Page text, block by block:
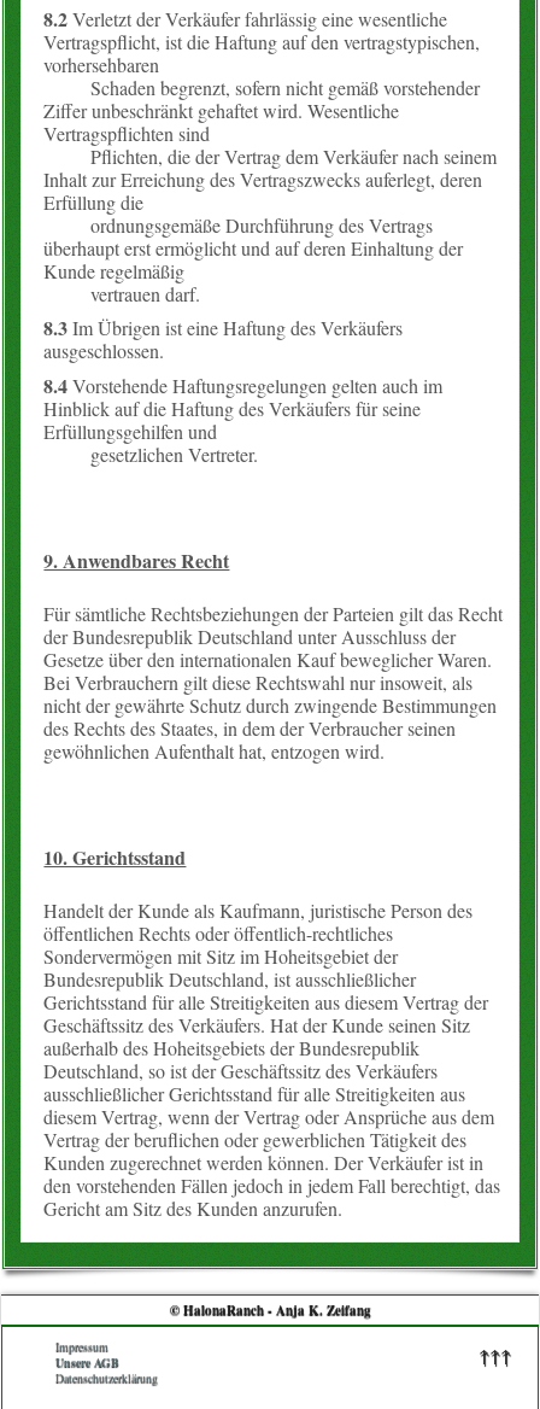
8.2Verletzt der Verkäufer fahrlässig eine wesentliche
Vertragspflicht, ist die Haftung auf den vertragstypischen,
vorhersehbaren
Schaden begrenzt, sofern nicht gemäß vorstehender
Ziffer unbeschränkt gehaftet wird. Wesentliche
Vertragspflichten sind
Pflichten, die der Vertrag dem Verkäufer nach seinem
Inhalt zur Erreichung des Vertragszwecks auferlegt, deren
Erfüllung die
ordnungsgemäße Durchführung des Vertrags
überhaupt erst ermöglicht und auf deren Einhaltung der
Kunde regelmäßig
vertrauen darf.
8.3Im Übrigen ist eine Haftung des Verkäufers
ausgeschlossen.
8.4Vorstehende Haftungsregelungen gelten auch im
Hinblick auf die Haftung des Verkäufers für seine
Erfüllungsgehilfen und
gesetzlichen Vertreter.
9. Anwendbares Recht
Für sämtliche Rechtsbeziehungen der Parteien gilt das Recht
der Bundesrepublik Deutschland unter Ausschluss der
Gesetze über den internationalen Kauf beweglicher Waren.
Bei Verbrauchern gilt diese Rechtswahl nur insoweit, als
nicht der gewährte Schutz durch zwingende Bestimmungen
des Rechts des Staates, in dem der Verbraucher seinen
gewöhnlichen Aufenthalt hat, entzogen wird.
10. Gerichtsstand
Handelt der Kunde als Kaufmann, juristische Person des
öffentlichen Rechts oder öffentlich-rechtliches
Sondervermögen mit Sitz im Hoheitsgebiet der
Bundesrepublik Deutschland, ist ausschließlicher
Gerichtsstand für alle Streitigkeiten aus diesem Vertrag der
Geschäftssitz des Verkäufers. Hat der Kunde seinen Sitz
außerhalb des Hoheitsgebiets der Bundesrepublik
Deutschland, so ist der Geschäftssitz des Verkäufers
ausschließlicher Gerichtsstand für alle Streitigkeiten aus
diesem Vertrag, wenn der Vertrag oder Ansprüche aus dem
Vertrag der beruflichen oder gewerblichen Tätigkeit des
Kunden zugerechnet werden können. Der Verkäufer ist in
den vorstehenden Fällen jedoch in jedem Fall berechtigt, das
Gericht am Sitz des Kunden anzurufen.
© HalonaRanch - Anja K. Zeifang
↑↑↑
Impressum
Unsere AGB
Datenschutzerklärung